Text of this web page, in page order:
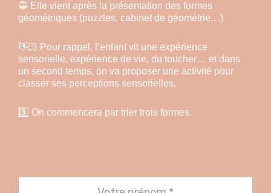
🔵 Elle vient après la présentation des formes
géométriques (puzzles, cabinet de géométrie…)
👋🏻 Pour rappel, l’enfant vit une expérience
sensorielle, expérience de vie, du toucher… et dans
un second temps, on va proposer une activité pour
classer ses perceptions sensorielles.
3️⃣ On commencera par trier trois formes.